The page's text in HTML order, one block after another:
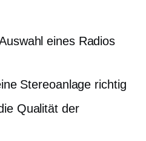
eines Radios
Stereoanlage richtig
Qualität der